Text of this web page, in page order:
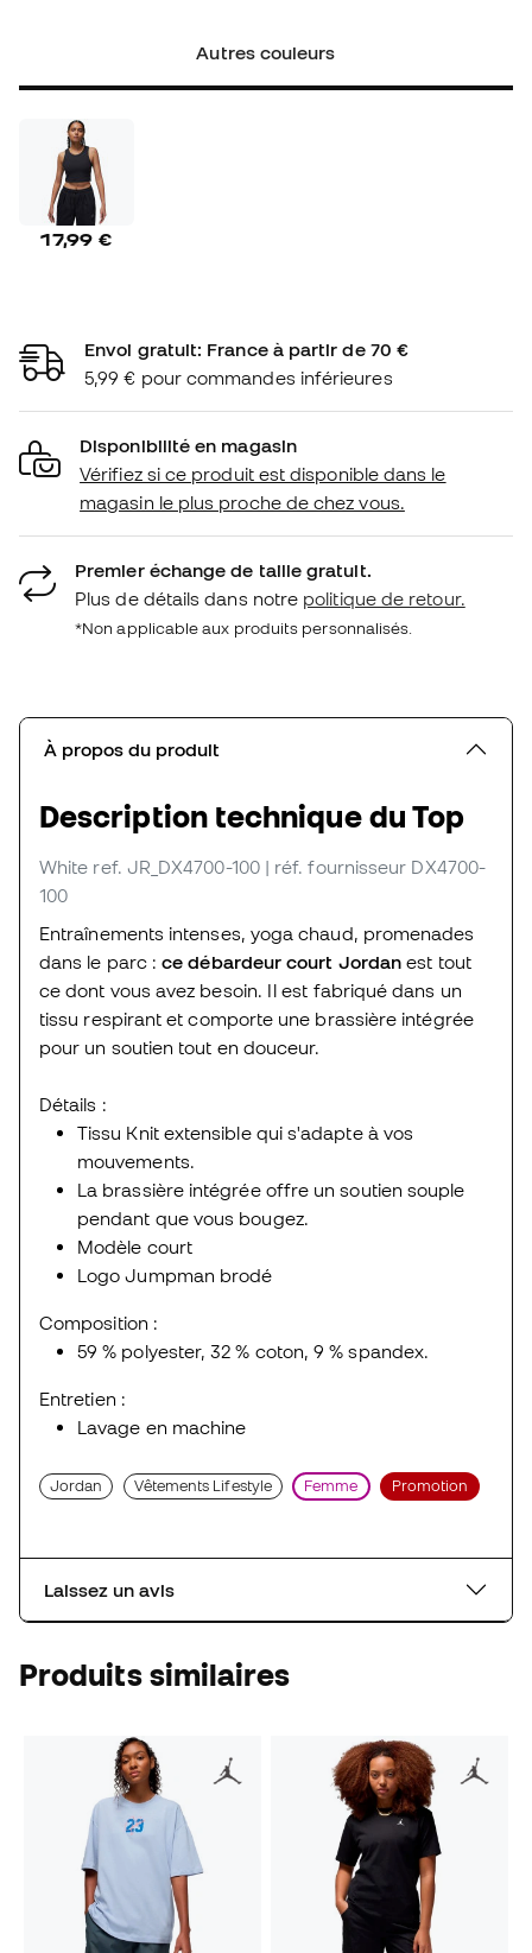
Autres couleurs
17,99 €
Envoi gratuit: France à partir de 70 €
5,99 € pour commandes inférieures
Disponibilité en magasin
Vérifiez si ce produit est disponible dans le
magasin le plus proche de chez vous.
Premier échange de taille gratuit.
Plus de détails dans notre politique de retour.
*Non applicable aux produits personnalisés.
À propos du produit
Description technique du Top
White ref. JR_DX4700-100 | réf. fournisseur DX4700-
100
Entraînements intenses, yoga chaud, promenades
dans le parc :ce débardeur court Jordanest tout
ce dont vous avez besoin. Il est fabriqué dans un
tissu respirant et comporte une brassière intégrée
pour un soutien tout en douceur.
Détails :
Tissu Knit extensible qui s'adapte à vos
mouvements.
La brassière intégrée offre un soutien souple
pendant que vous bougez.
Modèle court
Logo Jumpman brodé
Composition :
59 % polyester, 32 % coton, 9 % spandex.
Entretien :
Lavage en machine
Jordan Vêtements Lifestyle Femme Promotion
Laissez un avis
Produits similaires